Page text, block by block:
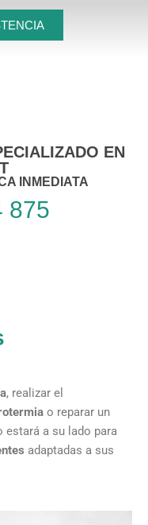
EN
INMEDIATA
875
, realizar el
o reparar un
estará a su lado para
adaptadas a sus